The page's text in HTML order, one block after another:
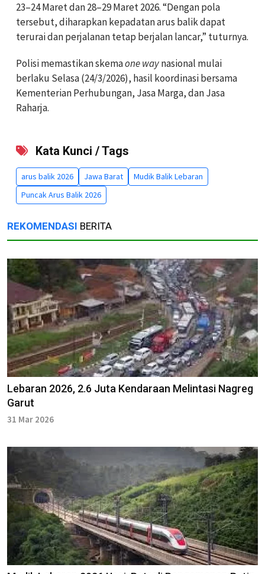
23–24 Maret dan 28–29 Maret 2026. “Dengan pola
tersebut, diharapkan kepadatan arus balik dapat
terurai dan perjalanan tetap berjalan lancar,” tuturnya.
Polisi memastikan skemaone waynasional mulai
berlaku Selasa (24/3/2026), hasil koordinasi bersama
Kementerian Perhubungan, Jasa Marga, dan Jasa
Raharja.
Kata Kunci / Tags
arus balik 2026 Jawa Barat
Mudik Balik Lebaran
Puncak Arus Balik 2026
REKOMENDASI BERITA
Lebaran 2026, 2.6 Juta Kendaraan Melintasi Nagreg
Garut
31 Mar 2026